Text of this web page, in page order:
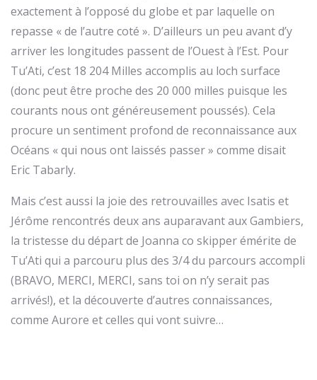
exactement à l’opposé du globe et par laquelle on
repasse « de l’autre coté ». D’ailleurs un peu avant d’y
arriver les longitudes passent de l’Ouest à l’Est. Pour
Tu’Ati, c’est 18 204 Milles accomplis au loch surface
(donc peut être proche des 20 000 milles puisque les
courants nous ont généreusement poussés). Cela
procure un sentiment profond de reconnaissance aux
Océans « qui nous ont laissés passer » comme disait
Eric Tabarly.
Mais c’est aussi la joie des retrouvailles avec Isatis et
Jérôme rencontrés deux ans auparavant aux Gambiers,
la tristesse du départ de Joanna co skipper émérite de
Tu’Ati qui a parcouru plus des 3/4 du parcours accompli
(BRAVO, MERCI, MERCI, sans toi on n’y serait pas
arrivés!), et la découverte d’autres connaissances,
comme Aurore et celles qui vont suivre…